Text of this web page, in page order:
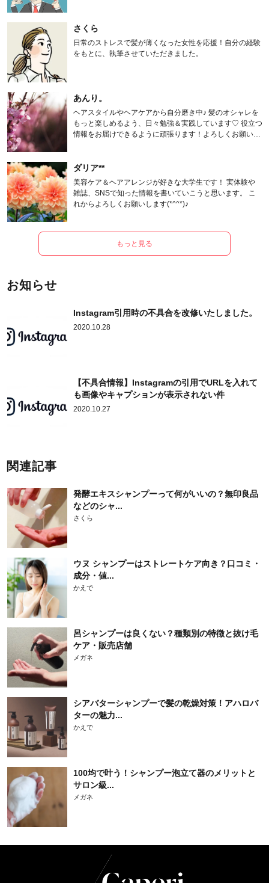
さくら
日常のストレスで髪が薄くなった女性を応援！自分の経験
をもとに、執筆させていただきました。
あんり。
ヘアスタイルやヘアケアから自分磨き中♪ 髪のオシャレを
もっと楽しめるよう、日々勉強＆実践しています♡ 役立つ
情報をお届けできるように頑張ります！よろしくお願いし
ダリア**
美容ケア＆ヘアアレンジが好きな大学生です！ 実体験や
雑誌、SNSで知った情報を書いていこうと思います。 こ
れからよろしくお願いします(*^^*)♪
もっと見る
お知らせ
Instagram引用時の不具合を改修いたしました。
2020.10.28
【不具合情報】Instagramの引用でURLを入れて
も画像やキャプションが表示されない件
2020.10.27
関連記事
発酵エキスシャンプーって何がいいの？無印良品
などのシャ...
さくら
ウヌ シャンプーはストレートケア向き？口コミ・
成分・値...
かえで
呂シャンプーは良くない？種類別の特徴と抜け毛
ケア・販売店舗
メガネ
シアバターシャンプーで髪の乾燥対策！アハロバ
ターの魅力...
かえで
100均で叶う！シャンプー泡立て器のメリットと
サロン級...
メガネ